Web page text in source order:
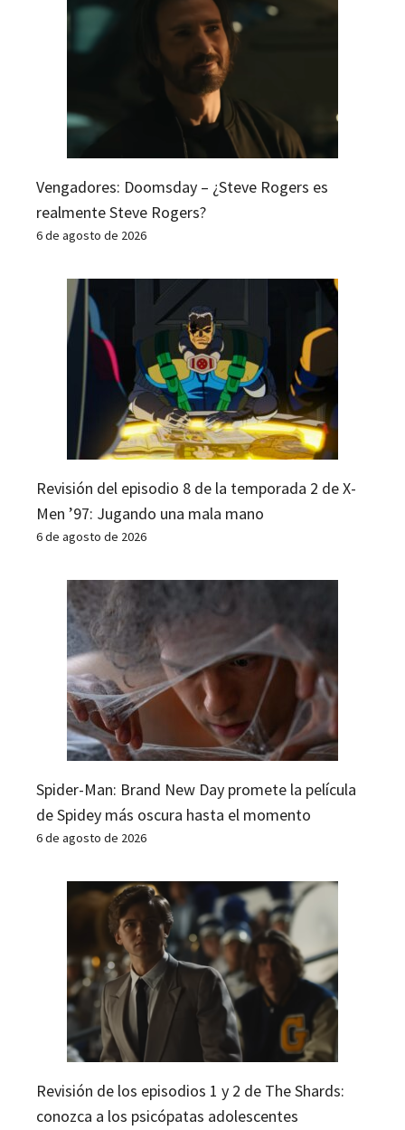
Vengadores: Doomsday – ¿Steve Rogers es
realmente Steve Rogers?
6 de agosto de 2026
Revisión del episodio 8 de la temporada 2 de X-
Men ’97: Jugando una mala mano
6 de agosto de 2026
Spider-Man: Brand New Day promete la película
de Spidey más oscura hasta el momento
6 de agosto de 2026
Revisión de los episodios 1 y 2 de The Shards:
conozca a los psicópatas adolescentes